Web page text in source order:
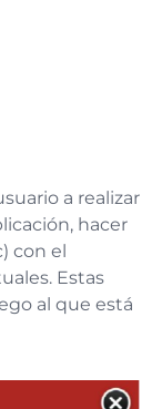
a realizar
hacer
con el
Estas
al que está